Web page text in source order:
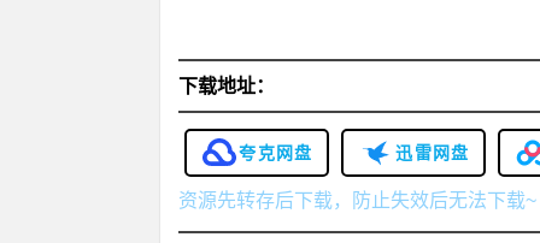
下载地址：
夸克网盘 迅雷网盘
资源先转存后下载，防止失效后无法下载~